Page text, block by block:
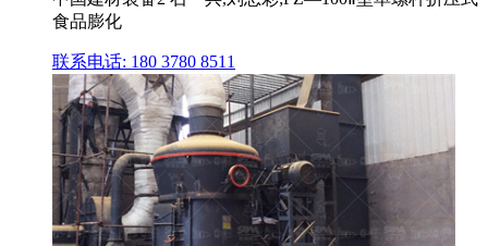
食品膨化
联系电话: 180 3780 8511